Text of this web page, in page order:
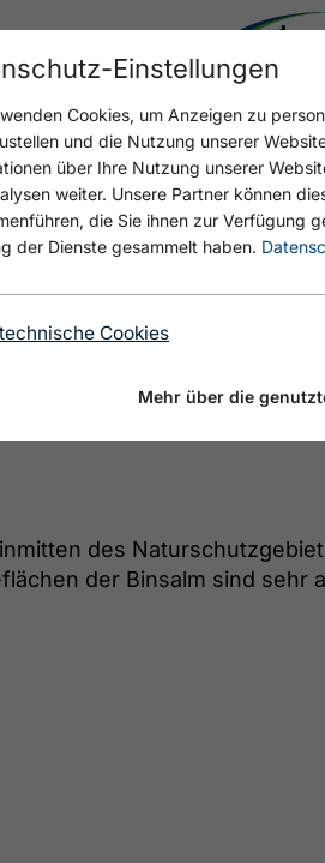
des
der Binsalm sind sehr
Die Türkenbundlilie
Einstellungen
Cookies, um Anzeigen zu
und die Nutzung unserer
über Ihre Nutzung unserer
weiter. Unsere Partner können
die Sie ihnen zur Verfügung
der Dienste gesammelt haben.
Cookies
Mehr über die